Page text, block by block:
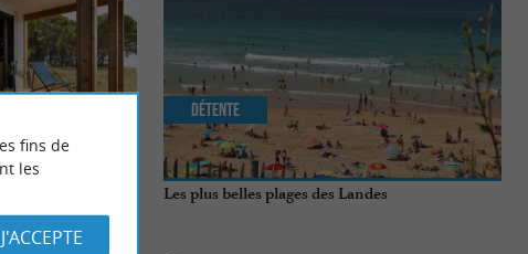
adresse
Les plus belles plages des Landes
Détente
fins de
les
J'ACCEPTE